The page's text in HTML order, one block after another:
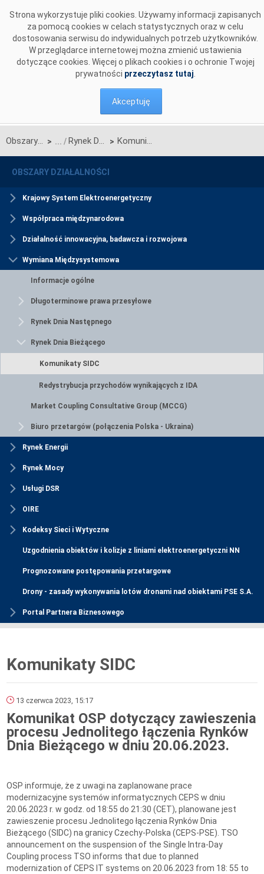
Strona wykorzystuje pliki cookies. Używamy informacji zapisanych
za pomocą cookies w celach statystycznych oraz w celu
dostosowania serwisu do indywidualnych potrzeb użytkowników.
W przeglądarce internetowej można zmienić ustawienia
dotyczące cookies. Więcej o plikach cookies i o ochronie Twojej
prywatności przeczytasz tutaj
Akceptuję
Obszary działalności > Rynek Dnia Bieżącego > Komunikaty SIDC
OBSZARY DZIAŁALNOŚCI
Krajowy System Elektroenergetyczny
Współpraca międzynarodowa
Działalność innowacyjna, badawcza i rozwojowa
Wymiana Międzysystemowa
Informacje ogólne
Długoterminowe prawa przesyłowe
Rynek Dnia Następnego
Rynek Dnia Bieżącego
Komunikaty SIDC
Redystrybucja przychodów wynikających z IDA
Market Coupling Consultative Group (MCCG)
Biuro przetargów (połączenia Polska - Ukraina)
Rynek Energii
Rynek Mocy
Usługi DSR
OIRE
Kodeksy Sieci i Wytyczne
Uzgodnienia obiektów i kolizje z liniami elektroenergetyczni NN
Prognozowane postępowania przetargowe
Drony - zasady wykonywania lotów dronami nad obiektami PSE S.A.
Portal Partnera Biznesowego
Komunikaty SIDC
13 czerwca 2023, 15:17
Komunikat OSP dotyczący zawieszenia
procesu Jednolitego łączenia Rynków
Dnia Bieżącego w dniu 20.06.2023.
OSP informuje, że z uwagi na zaplanowane prace
modernizacyjne systemów informatycznych CEPS w dniu
20.06.2023 r. w godz. od 18:55 do 21:30 (CET), planowane jest
zawieszenie procesu Jednolitego łączenia Rynków Dnia
Bieżącego (SIDC) na granicy Czechy-Polska (CEPS-PSE). TSO
announcement on the suspension of the Single Intra-Day
Coupling process TSO informs that due to planned
modernization of CEPS IT systems on 20.06.2023 from 18: 55 to